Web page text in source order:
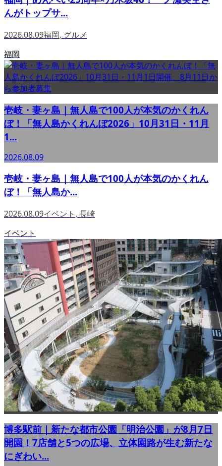
んがトップサ...
2026.08.09福岡, グルメ
福岡
壱岐・妻ヶ島｜無人島で100人が本気のかくれん
ぼ！「無人島かくれんぼ2026」10月31日・11月
1...
2026.08.09
壱岐・妻ヶ島｜無人島で100人が本気のかくれん
ぼ！「無人島か...
2026.08.09イベント , 長崎
イベント
博多駅前｜新たな都市公園「明治公園」が8月7日
開園！7店舗と5つの広場、立体園路が生む新たな
にぎわい...